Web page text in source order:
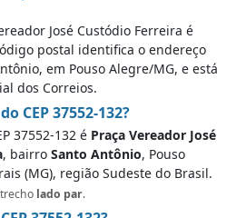
José Custódio Ferreira é
postal identifica o endereço
em Pouso Alegre/MG, e está
dos Correios.
CEP 37552-132?
37552-132 é Praça Vereador José
, bairro Santo Antônio, Pouso
(MG), região Sudeste do Brasil.
lado par.